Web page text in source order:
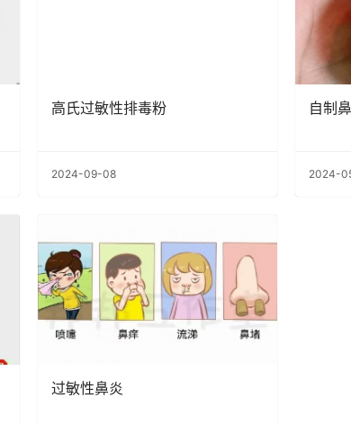
高氏过敏性排毒粉
2024-09-08
自制
2024-
过敏性鼻炎